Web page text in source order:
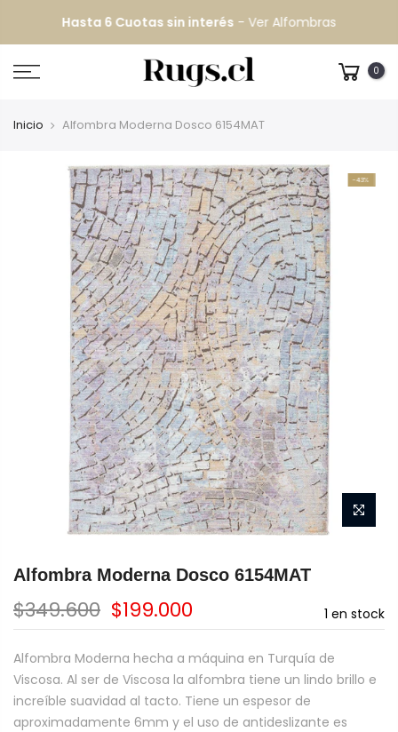
Hasta 6 Cuotas sin interés -Ver Alfombras
0
Inicio Alfombra Moderna Dosco 6154MAT
-43%
Alfombra Moderna Dosco 6154MAT
1 en stock
$349.600 $199.000
Alfombra Moderna hecha a máquina en Turquía de
Viscosa. Al ser de Viscosa la alfombra tiene un lindo brillo e
increíble suavidad al tacto. Tiene un espesor de
aproximadamente 6mm y el uso de antideslizante es